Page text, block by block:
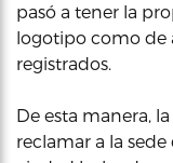
pasó a tener la
logotipo como de
registrados.
De esta manera,
reclamar a la